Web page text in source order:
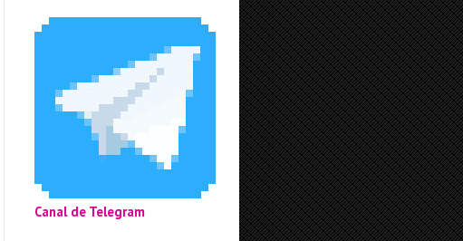
Canal de Telegram